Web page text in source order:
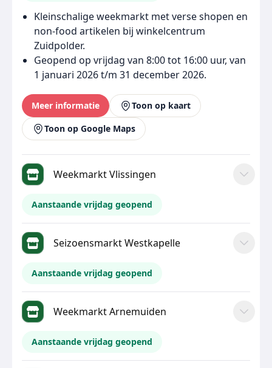
Kleinschalige weekmarkt met verse shopen en
non-food artikelen bij winkelcentrum
Zuidpolder.
Geopend op vrijdag van 8:00 tot 16:00 uur, van
1 januari 2026 t/m 31 december 2026.
Meer informatie
Toon op kaart
Toon op Google Maps
Weekmarkt Vlissingen
Aanstaande vrijdag geopend
Seizoensmarkt Westkapelle
Aanstaande vrijdag geopend
Weekmarkt Arnemuiden
Aanstaande vrijdag geopend